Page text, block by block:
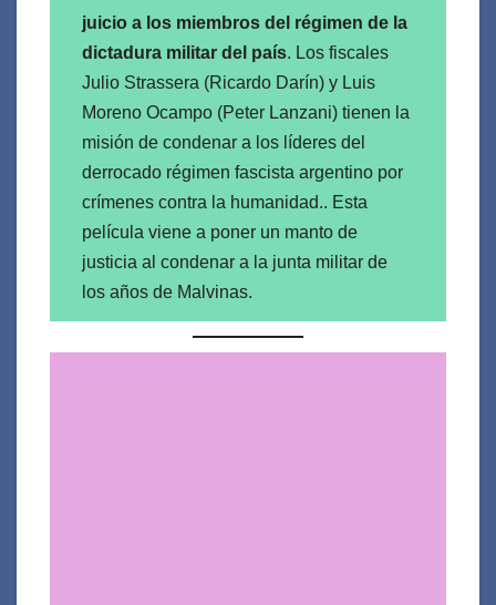
juicio a los miembros del régimen de la
dictadura militar del país. Los fiscales
Julio Strassera (Ricardo Darín) y Luis
Moreno Ocampo (Peter Lanzani) tienen la
misión de condenar a los líderes del
derrocado régimen fascista argentino por
crímenes contra la humanidad.. Esta
película viene a poner un manto de
justicia al condenar a la junta militar de
los años de Malvinas.